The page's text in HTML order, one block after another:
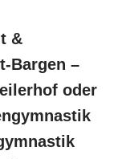
&
Bargen –
oder